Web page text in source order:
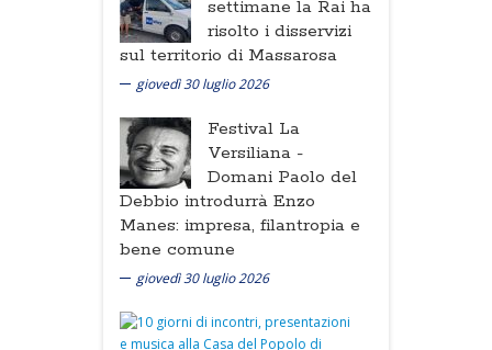
settimane la Rai ha
risolto i disservizi
sul territorio di Massarosa
giovedì 30 luglio 2026
Festival La
Versiliana -
Domani Paolo del
Debbio introdurrà Enzo
Manes: impresa, filantropia e
bene comune
giovedì 30 luglio 2026